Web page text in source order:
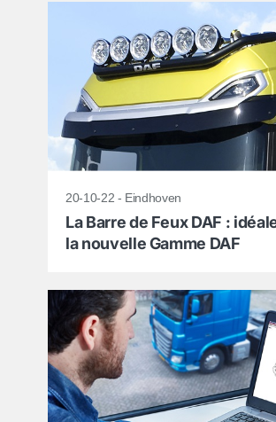
20-10-22 - Eindhoven
La Barre de Feux DAF :
la nouvelle Gamme DAF